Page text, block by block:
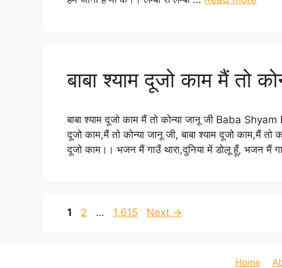
बाबा श्याम दूजो काम मैं तो
बाबा श्याम दूजो काम मैं तो कोन्या जानू जी Baba
दूजो काम,मैं तो कोन्या जानू जी, बाबा श्याम दूजो काम,मैं तो
दूजो काम।। भजन मैं गाउँ थारा,दुनिया में डोलू हूँ, भजन मैं
Page
1 Page
2 … Page
1,615 Next →
Home